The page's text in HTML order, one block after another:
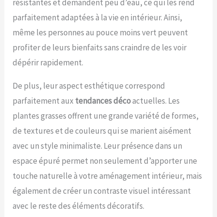
résistantes et demandent peu d’eau, ce qui les rend
parfaitement adaptées à la vie en intérieur. Ainsi,
même les personnes au pouce moins vert peuvent
profiter de leurs bienfaits sans craindre de les voir
dépérir rapidement.
De plus, leur aspect esthétique correspond
parfaitement aux tendances décoactuelles. Les
plantes grasses offrent une grande variété de formes,
de textures et de couleurs qui se marient aisément
avec un style minimaliste. Leur présence dans un
espace épuré permet non seulement d’apporter une
touche naturelle à votre aménagement intérieur, mais
également de créer un contraste visuel intéressant
avec le reste des éléments décoratifs.